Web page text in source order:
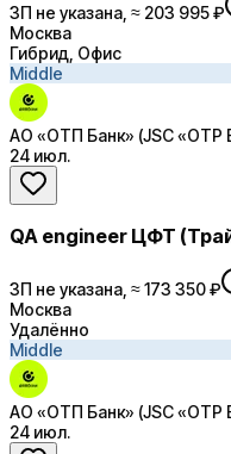
ЗП не указана, ≈ 203 995 ₽
Москва
Гибрид, Офис
Middle
АО «ОТП Банк» (JSC «OTP
24 июл.
QA engineer ЦФТ
ЗП не указана, ≈ 173 350 ₽
Москва
Удалённо
Middle
АО «ОТП Банк» (JSC «OTP
24 июл.